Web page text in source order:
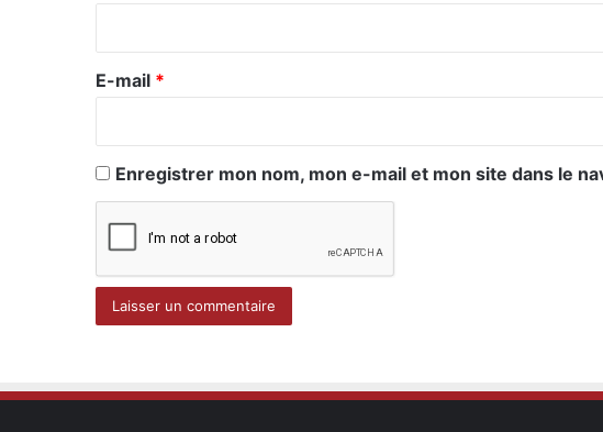
r
e
E-mail *
Enregistrer mon nom, mon e-mail et mon site dans le